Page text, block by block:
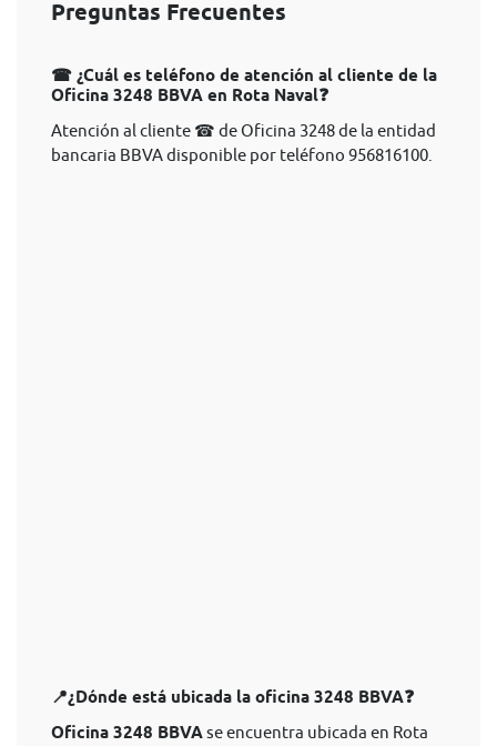
Preguntas Frecuentes
☎ ¿Cuál es teléfono de atención al cliente de la
Oficina 3248 BBVA en Rota Naval❓
Atención al cliente ☎ de Oficina 3248 de la entidad
bancaria BBVA disponible por teléfono 956816100.
📍¿Dónde está ubicada la oficina 3248 BBVA❓
Oficina 3248 BBVAse encuentra ubicada en Rota